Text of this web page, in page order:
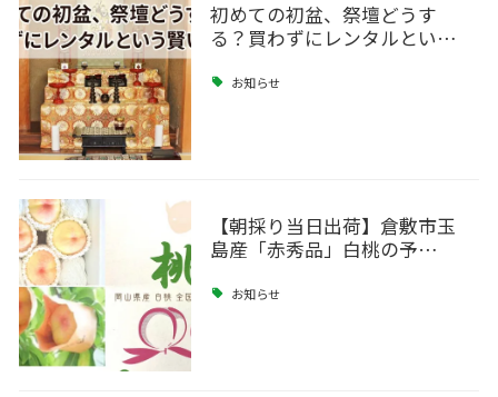
初めての初盆、祭壇どうす
る？買わずにレンタルとい…
お知らせ
【朝採り当日出荷】倉敷市玉
島産「赤秀品」白桃の予…
お知らせ